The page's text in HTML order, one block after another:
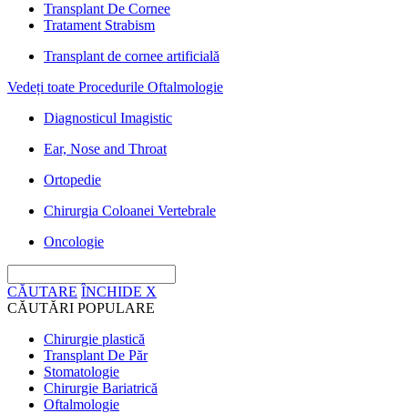
Transplant De Cornee
Tratament Strabism
Transplant de cornee artificială
Vedeți toate Procedurile Oftalmologie
Diagnosticul Imagistic
Ear, Nose and Throat
Ortopedie
Chirurgia Coloanei Vertebrale
Oncologie
CĂUTARE ÎNCHIDE X
CĂUTĂRI POPULARE
Chirurgie plastică
Transplant De Păr
Stomatologie
Chirurgie Bariatrică
Oftalmologie